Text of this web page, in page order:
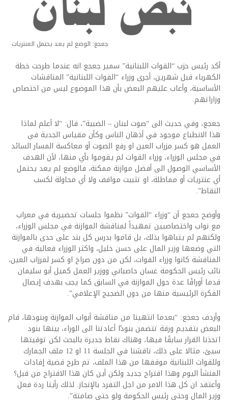
جعجع: الوضع لم يعد يحتمل العنتريات
أكد رئيس حزب “القوات اللبنانية” سمير جعجع انه عندما طرحت خطة
الكهرباء قبل شهرين، أجرى وزراء “القوات اللبنانية” المناقشات
الأساسية، وأعاب عليهم البعض بأن هذا الموضوع ليس من اختصاص
وزاراتهم.
جعجع، وفي حديث الى “صوت لبنان – الضبية”، قال: “لا أعلم لماذا
هذا الانطباع موجود في أذهان الناس وكأن مقياس الجدية في
العمل هو كسر مزراب العين او رفع الصوت أو معاكسة المسار السائد
في مجلس الوزراء، وزراء القوات لم يقوموا بأي منها، لأن الهدف
الأساسي الوصول الى أفضل موازنة ممكنة، فالوضع لم يعد يحتمل
أي عنتريات أو مماطلة، او تثبيت مواقف ولا أي محاولة لكسب
النقاط”.
وأوضح جعجع أن “وزراء “القوات” نظموا جلسات تحضيرية في معراب
مع نواب واختصاصيين تمهيداً لمناقشة الموازنة في مجلس الوزراء،
ولكنهم لم يتباهوا بذلك، بل قاموا بدرس كل بند على حدى بالموازنة
التي وضعها وزير المال على حسن خليل، واكثر الوزراء فعالية في
المناقشة كانوا وزراء القوات، لكن من دون صراخ او كسر لمرزاب العين،
نائب رئيس الحكومة غسان حاصباني ووزير العمل كميل أبو سليمان
قدما أوراقًا عدة حول الموازنة في السابق كما يجب بهدف إيصال
الفكرة الرئيسية منها من دون الضجيج الإعلامي”.
وأردف جعجع: “بعدما انتهينا من مناقشة أبواب الموازنة وبنودها، قام
البعض بتقديم ورقة تتضمن بنودًا أعادتنا الى الوراء، بينها بنود
اتخذنا القرار سابقًا فيها، وهناك نقاط جديرة بالبحث لكن توقيتها
سيئ، مثالا على ذلك، ناقشنا في الجلسة 11 او 12 ملف الجمارك
وللقوات اللبنانية موقفها من هذا الملف، تم طرح قضية إفادات
المنشأ اليوم وهذا اقتراح جديد ولكن أين كان هذا الاقتراح من قبل؟
وأعتقد ان كل هذا الامر من اجل التفرد بالإنجاز. لذلك رأينا ردة فعل
وزير المال وحتى رئيس الحكومة ولو حتى صامتة”.